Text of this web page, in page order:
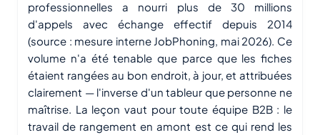
professionnelles a nourri plus de 30 millions
d'appels avec échange effectif depuis 2014
(source : mesure interne JobPhoning, mai 2026). Ce
volume n'a été tenable que parce que les fiches
étaient rangées au bon endroit, à jour, et attribuées
clairement — l'inverse d'un tableur que personne ne
maîtrise. La leçon vaut pour toute équipe B2B : le
travail de rangement en amont est ce qui rend les